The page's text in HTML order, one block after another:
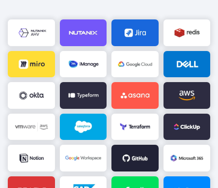
Image Image Image Image
Image Image Image Image
Image Image Image Image
Image Image Image Image
Image Image Image Image
Image Image Image Image